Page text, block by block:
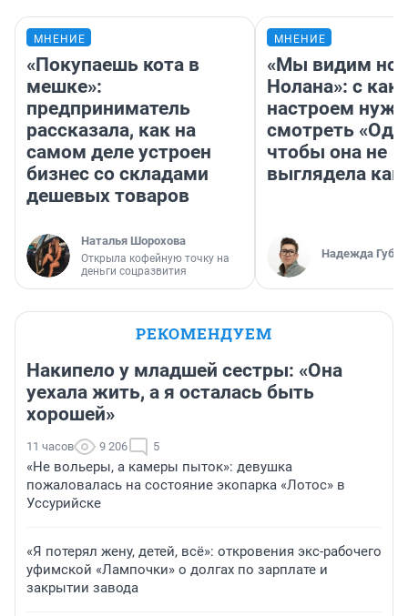
МНЕНИЕ
«Покупаешь кота в
мешке»:
предприниматель
рассказала, как на
самом деле устроен
бизнес со складами
дешевых товаров
Наталья Шорохова
Открыла кофейную точку на
деньги соцразвития
МНЕНИЕ
«Мы видим
Нолана»: с
настроем
смотреть
чтобы она не
выглядела как
Надежда
РЕКОМЕНДУЕМ
Накипело у младшей сестры: «Она
уехала жить, а я осталась быть
хорошей»
11 часов 9 206 5
«Не вольеры, а камеры пыток»: девушка
пожаловалась на состояние экопарка «Лотос» в
Уссурийске
«Я потерял жену, детей, всё»: откровения экс-рабочего
уфимской «Лампочки» о долгах по зарплате и
закрытии завода